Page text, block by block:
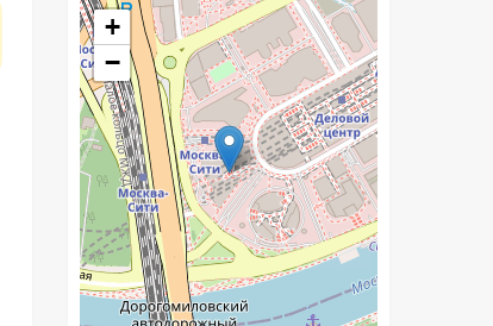
+
−